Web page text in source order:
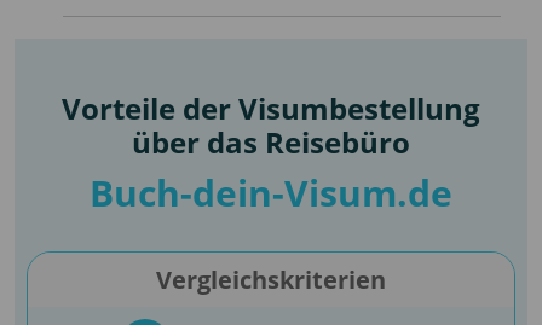
Vorteile der Visumbestellung
über das Reisebüro
Buch-dein-Visum.de
Vergleichskriterien